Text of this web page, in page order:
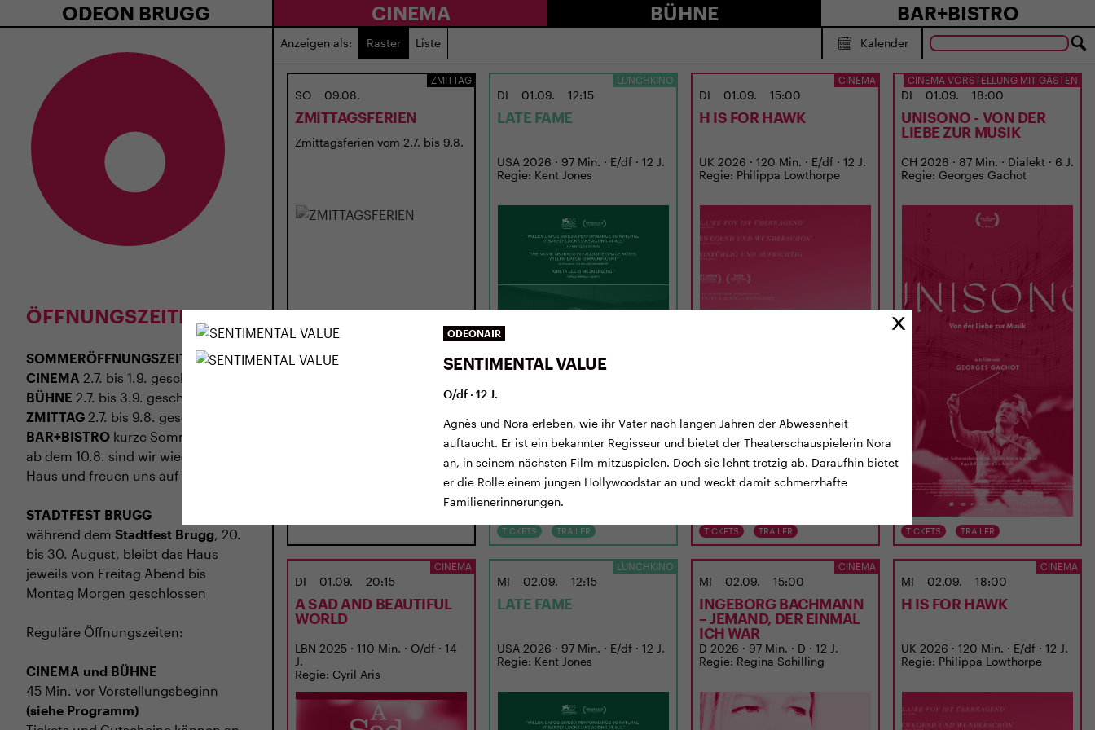
ODEON BRUGG CINEMA BÜHNE BAR+BISTRO
ÖFFNUNGSZEITEN
SOMMERÖFFNUNGSZEITEN
CINEMA 2.7. bis 1.9. geschlossen
BÜHNE 2.7. bis 3.9. geschlossen
ZMITTAG 2.7. bis 9.8. geschlossen
BAR+BISTRO kurze Sommerpause,
ab dem 10.8. sind wir wieder im
Haus und freuen uns auf euch <3
STADTFEST BRUGG
während dem Stadtfest Brugg, 20.
bis 30. August, bleibt das Haus
jeweils von Freitag Abend bis
Montag Morgen geschlossen
Reguläre Öffnungszeiten:
CINEMA und BÜHNE
45 Min. vor Vorstellungsbeginn
(siehe Programm)
Anzeigen als: Raster Liste Kalender
ZMITTAG
SO 09.08.
ZMITTAGSFERIEN
Zmittagsferien vom 2.7. bis 9.8.
LUNCHKINO
DI 01.09. 12:15
LATE FAME
USA 2026 · 97 Min. · E/df · 12 J.
Regie: Kent Jones
TICKETS TRAILER
CINEMA
DI 01.09. 15:00
H IS FOR HAWK
UK 2026 · 120 Min. · E/df · 12 J.
Regie: Philippa Lowthorpe
TICKETS TRAILER
CINEMA VORSTELLUNG MIT GÄSTEN
DI 01.09. 18:00
UNISONO - VON DER
LIEBE ZUR MUSIK
CH 2026 · 87 Min. · Dialekt · 6 J.
Regie: Georges Gachot
TICKETS TRAILER
CINEMA
DI 01.09. 20:15
A SAD AND BEAUTIFUL
WORLD
LBN 2025 · 110 Min. · O/df · 14
J.
Regie: Cyril Aris
LUNCHKINO
MI 02.09. 12:15
LATE FAME
USA 2026 · 97 Min. · E/df · 12 J.
Regie: Kent Jones
CINEMA
MI 02.09. 15:00
INGEBORG BACHMANN
– JEMAND, DER EINMAL
ICH WAR
D 2026 · 97 Min. · D · 12 J.
Regie: Regina Schilling
CINEMA
MI 02.09. 18:00
H IS FOR HAWK
UK 2026 · 120 Min. · E/df · 12 J.
Regie: Philippa Lowthorpe
ODEONAIR
SENTIMENTAL VALUE
O/df · 12 J.
Agnès und Nora erleben, wie ihr Vater nach langen Jahren der Abwesenheit
auftaucht. Er ist ein bekannter Regisseur und bietet der Theaterschauspielerin Nora
an, in seinem nächsten Film mitzuspielen. Doch sie lehnt trotzig ab. Daraufhin bietet
er die Rolle einem jungen Hollywoodstar an und weckt damit schmerzhafte
Familienerinnerungen.